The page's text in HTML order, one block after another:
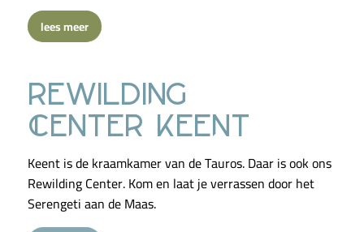
lees meer
rewilding
center keent
Keent is de kraamkamer van de Tauros. Daar is ook ons
Rewilding Center. Kom en laat je verrassen door het
Serengeti aan de Maas.